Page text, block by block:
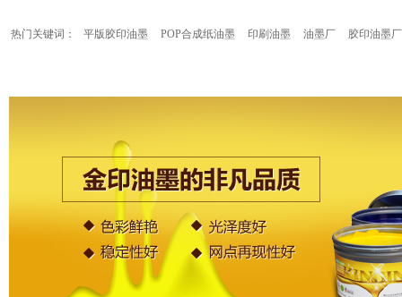
热门关键词： 平版胶印油墨 POP合成纸油墨 印刷油墨 油墨厂 胶印油墨